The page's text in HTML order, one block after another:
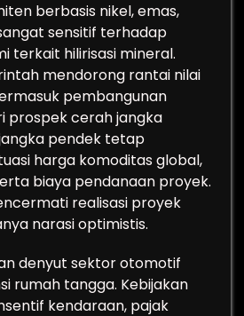
berbasis nikel, emas,
sensitif terhadap
terkait hilirisasi mineral.
mendorong rantai nilai
pembangunan
prospek cerah jangka
pendek tetap
harga komoditas global,
biaya pendanaan proyek.
realisasi proyek
narasi optimistis.
denyut sektor otomotif
rumah tangga. Kebijakan
kendaraan, pajak